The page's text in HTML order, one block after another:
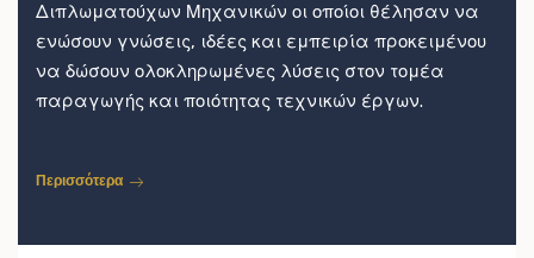
Διπλωματούχων Μηχανικών οι οποίοι θέλησαν να
ενώσουν γνώσεις, ιδέες και εμπειρία προκειμένου
να δώσουν ολοκληρωμένες λύσεις στον τομέα
παραγωγής και ποιότητας τεχνικών έργων.
Περισσότερα